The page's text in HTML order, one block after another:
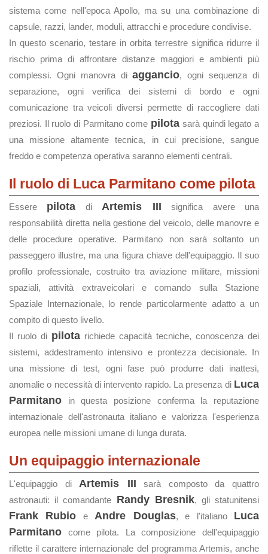
sistema come nell'epoca Apollo, ma su una combinazione di
capsule, razzi, lander, moduli, attracchi e procedure condivise.
In questo scenario, testare in orbita terrestre significa ridurre il
rischio prima di affrontare distanze maggiori e ambienti più
complessi. Ogni manovra diaggancio, ogni sequenza di
separazione, ogni verifica dei sistemi di bordo e ogni
comunicazione tra veicoli diversi permette di raccogliere dati
preziosi. Il ruolo di Parmitano come pilota sarà quindi legato a
una missione altamente tecnica, in cui precisione, sangue
freddo e competenza operativa saranno elementi centrali.
Il ruolo di Luca Parmitano come pilota
Essere pilota di Artemis III significa avere una
responsabilità diretta nella gestione del veicolo, delle manovre e
delle procedure operative. Parmitano non sarà soltanto un
passeggero illustre, ma una figura chiave dell'equipaggio. Il suo
profilo professionale, costruito tra aviazione militare, missioni
spaziali, attività extraveicolari e comando sulla Stazione
Spaziale Internazionale, lo rende particolarmente adatto a un
compito di questo livello.
Il ruolo di pilota richiede capacità tecniche, conoscenza dei
sistemi, addestramento intensivo e prontezza decisionale. In
una missione di test, ogni fase può produrre dati inattesi,
anomalie o necessità di intervento rapido. La presenza di Luca
Parmitano in questa posizione conferma la reputazione
internazionale dell'astronauta italiano e valorizza l'esperienza
europea nelle missioni umane di lunga durata.
Un equipaggio internazionale
L'equipaggio di Artemis III sarà composto da quattro
astronauti: il comandante Randy Bresnik, gli statunitensi
Frank Rubio e Andre Douglas, e l'italiano Luca
Parmitano come pilota. La composizione dell'equipaggio
riflette il carattere internazionale del programma Artemis, anche